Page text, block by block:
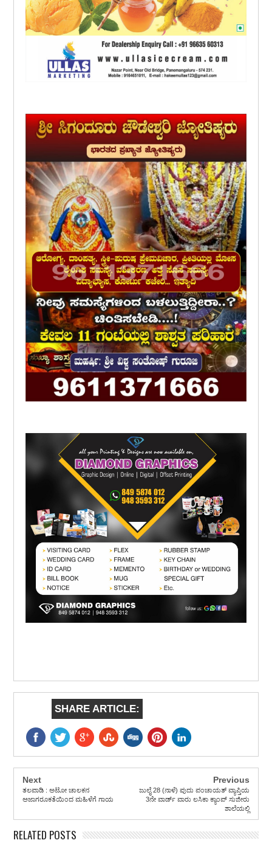
SHARE ARTICLE:
Next
ತಲಪಾಡಿ : ಅಟೋ ಚಾಲಕನ
ಅಜಾಗರೂಕತೆಯಿಂದ ಮಹಿಳೆಗೆ ಗಾಯ
Previous
ಜುಲೈ 28 (ನಾಳೆ) ಪುದು ಪಂಚಾಯತ್ ವ್ಯಾಪ್ತಿಯ
3ನೇ ವಾರ್ಡ್ ವಾರು ಲಸಿಕಾ ಕ್ಯಾಂಪ್ ಸುಜೀರು
ಶಾಲೆಯಲ್ಲಿ
RELATED POSTS